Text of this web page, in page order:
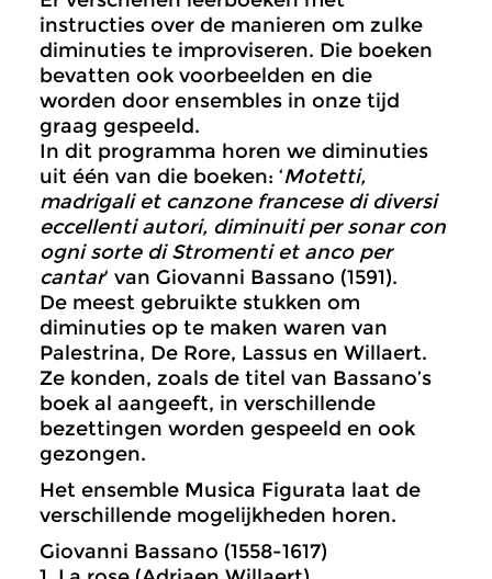
instructies over de manieren om zulke
diminuties te improviseren. Die boeken
bevatten ook voorbeelden en die
worden door ensembles in onze tijd
graag gespeeld.
In dit programma horen we diminuties
uit één van die boeken: ‘Motetti,
madrigali et canzone francese di diversi
eccellenti autori, diminuiti per sonar con
ogni sorte di Stromenti et anco per
cantar‘ van Giovanni Bassano (1591).
De meest gebruikte stukken om
diminuties op te maken waren van
Palestrina, De Rore, Lassus en Willaert.
Ze konden, zoals de titel van Bassano’s
boek al aangeeft, in verschillende
bezettingen worden gespeeld en ook
gezongen.
Het ensemble Musica Figurata laat de
verschillende mogelijkheden horen.
Giovanni Bassano (1558-1617)